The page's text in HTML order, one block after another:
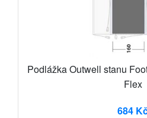
Podlážka Outwell stanu
Flex
684